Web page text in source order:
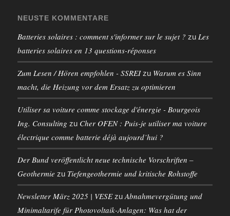
NEUSTE KOMMENTARE
Batteries solaires : comment s'informer sur le sujet ? zu Les
batteries solaires en 13 questions-réponses
Zum Lesen / Hören empfohlen - SSREIzu Warum es Sinn
macht, die Heizung vor dem Ersatz zu optimieren
Utiliser sa voiture comme stockage d'énergie - Bourgeois
Ing. Consulting zu Cher OFEN : Puis-je utiliser ma voiture
électrique comme batterie déjà aujourd’hui ?
Der Bund veröffentlicht neue technische Vorschriften –
Geothermie zu Tiefengeothermie und kritische Rohstoffe
Newsletter März 2025 | VESEzuAbnahmevergütung und
Minimaltarife für Photovoltaik-Anlagen: Was hat der